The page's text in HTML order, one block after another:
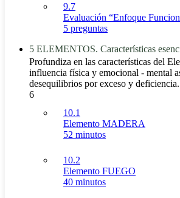
9.7
Evaluación “Enfoque
5 preguntas
5 ELEMENTOS. Características
Profundiza en las características del
influencia física y emocional - mental
desequilibrios por exceso y deficiencia.
6
10.1
Elemento MADERA
52 minutos
10.2
Elemento FUEGO
40 minutos